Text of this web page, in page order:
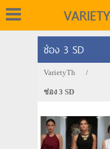
ช่อง 3 SD
VarietyTh /
ช่อง 3 SD